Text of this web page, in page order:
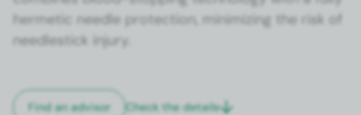
her­met­ic nee­dle pro­tec­tion, min­i­miz­ing the risk of
needle­stick injury.
Find an advi­sor Check the details